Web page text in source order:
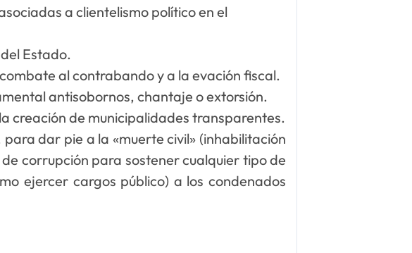
a clientelismo político en el
Estado.
al contrabando y a la evación fiscal.
antisobornos, chantaje o extorsión.
creación de municipalidades transparentes.
dar pie a la «muerte civil» (inhabilitación
corrupción para sostener cualquier tipo de
ejercer cargos público) a los condenados